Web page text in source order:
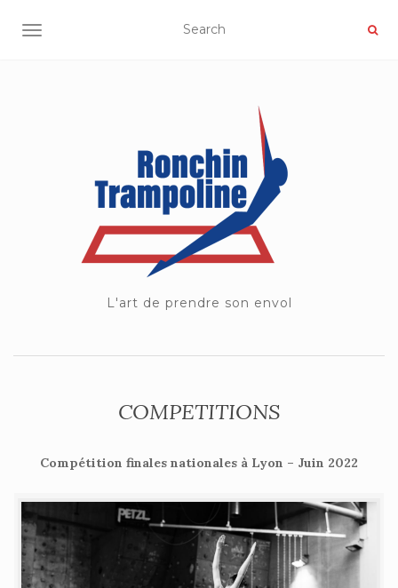
OUVRIR/FERMER LA NAVIGATION
L'art de prendre son envol
COMPETITIONS
Compétition finales nationales à Lyon – Juin 2022